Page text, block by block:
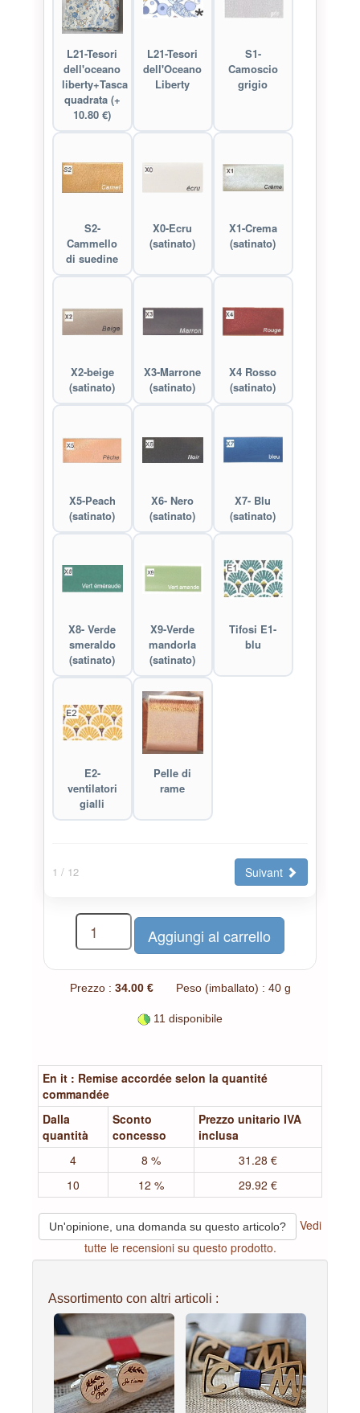
L21-Tesori
dell'oceano
liberty+Tasca
quadrata (+
10.80 €)
L21-Tesori
dell'Oceano
Liberty
S1-
Camoscio
grigio
S2-
Cammello
di suedine
X0-Ecru
(satinato)
X1-Crema
(satinato)
X2-beige
(satinato)
X3-Marrone
(satinato)
X4 Rosso
(satinato)
X5-Peach
(satinato)
X6- Nero
(satinato)
X7- Blu
(satinato)
X8- Verde
smeraldo
(satinato)
X9-Verde
mandorla
(satinato)
Tifosi E1-
blu
E2-
ventilatori
gialli
Pelle di
rame
1 / 12 Suivant
Prezzo : 34.00 € Peso (imballato) : 40 g
11 disponibile
En it : Remise accordée selon la quantité
commandée
Dalla
quantità
Sconto
concesso
Prezzo unitario IVA
inclusa
4
8 %
31.28 €
10
12 % 29.92 €
Un'opinione, una domanda su questo articolo?
Vedi
tutte le recensioni su questo prodotto.
Assortimento con altri articoli :